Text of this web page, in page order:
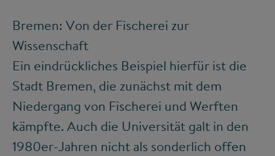
Bremen: Von der Fischerei zur
Wissenschaft
Ein eindrückliches Beispiel hierfür ist die
Stadt Bremen, die zunächst mit dem
Niedergang von Fischerei und Werften
kämpfte. Auch die Universität galt in den
1980er-Jahren nicht als sonderlich offen